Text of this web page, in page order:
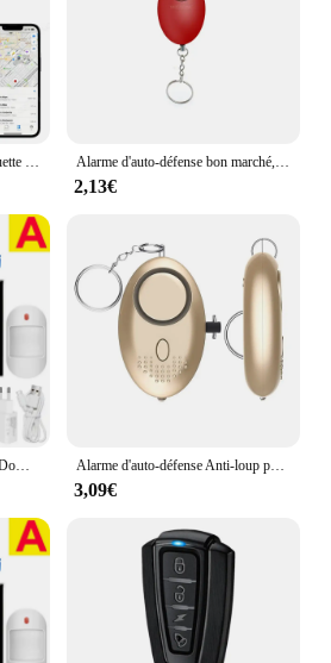
Mini traceur GPS Global, étiquette intelligente, Compatible avec iOS Find My App, détecteur de clé, localisateur d'alarme Anti-perte pour animaux de compagnie, iTag pour iPhone Alarme d'auto-défense bon marché, 120db, en forme d'œuf, pour filles et femmes, alerte de protection, sécurité personnelle, cri fort, porte-clés, alarme d'urgence
2,13€
Système d'Alarme de Sécurité Domestique avec Wi-fi, GSM de 433 MHz, Détecteur Filaire sans Fil avec Clavier Tactile RFID, Anti-cambriolage, Température et Humidité Alarme d'auto-défense Anti-loup pour filles et femmes, alerte de protection, sécurité personnelle, cri fort, alarme d'urgence, porte-clés
3,09€